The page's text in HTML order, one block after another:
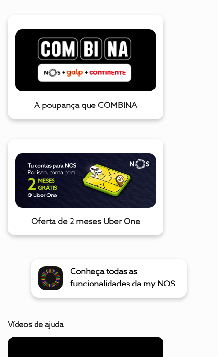
A poupança que COMBINA
Oferta de 2 meses Uber One
Conheça todas as
funcionalidades da my NOS
Vídeos de ajuda